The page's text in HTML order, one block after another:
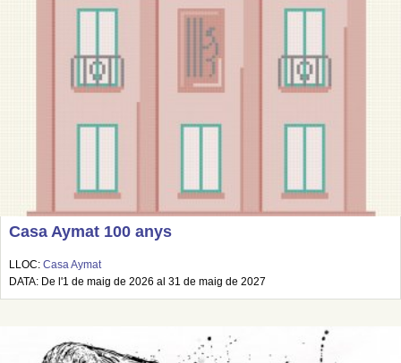
Casa Aymat 100 anys
LLOC: Casa Aymat
DATA: De l'1 de maig de 2026 al 31 de maig de 2027